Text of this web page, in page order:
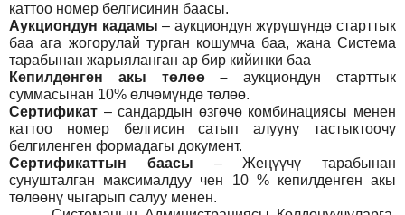
каттоо номер белгисинин баасы.
Аукциондун кадамы – аукциондун жүрүшүндө старттык
баа ага жогорулай турган кошумча баа, жана Система
тарабынан жарыяланган ар бир кийинки баа
Кепилденген акы төлөө
–аукциондун старттык
суммасынан 10% өлчөмүндө төлөө.
Сертификат – сандардын өзгөчө комбинациясы менен
каттоо номер белгисин сатып алууну тастыктоочу
белгиленген формадагы документ.
Сертификаттын баасы – Жеңүүчү тарабынан
сунушталган максималдуу чен 10 % кепилденген акы
төлөөнү чыгарып салуу менен.